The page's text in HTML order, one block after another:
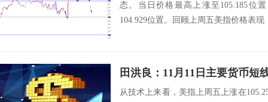
态。当日价格最高上涨至105.185位
104.929位置。回顾上周五美指价格表
田洪良：11月11日主要货
从技术上来看，美指上周五上涨在